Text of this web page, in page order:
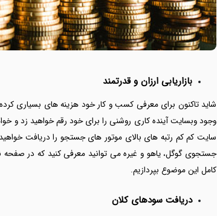
بازاریابی ارزان و قدرتمند
شاید تاکنون برای معرفی کسب و کار خود هزینه های بسیاری کرده
وجود وبسایت آینده کاری روشنی را برای خود رقم خواهید زد و
سایت کم کم رتبه های بالای موتور های جستجو را دریافت
جستجوی گوگل، یاهو و غیره می توانید معرفی کنید که در
کامل این موضوع بپردازیم.
دریافت سودهای کلان